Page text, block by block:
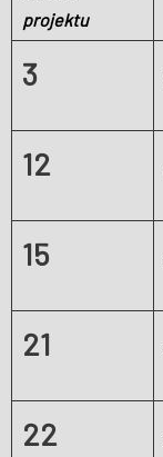
projektu
3
12
15
21
22